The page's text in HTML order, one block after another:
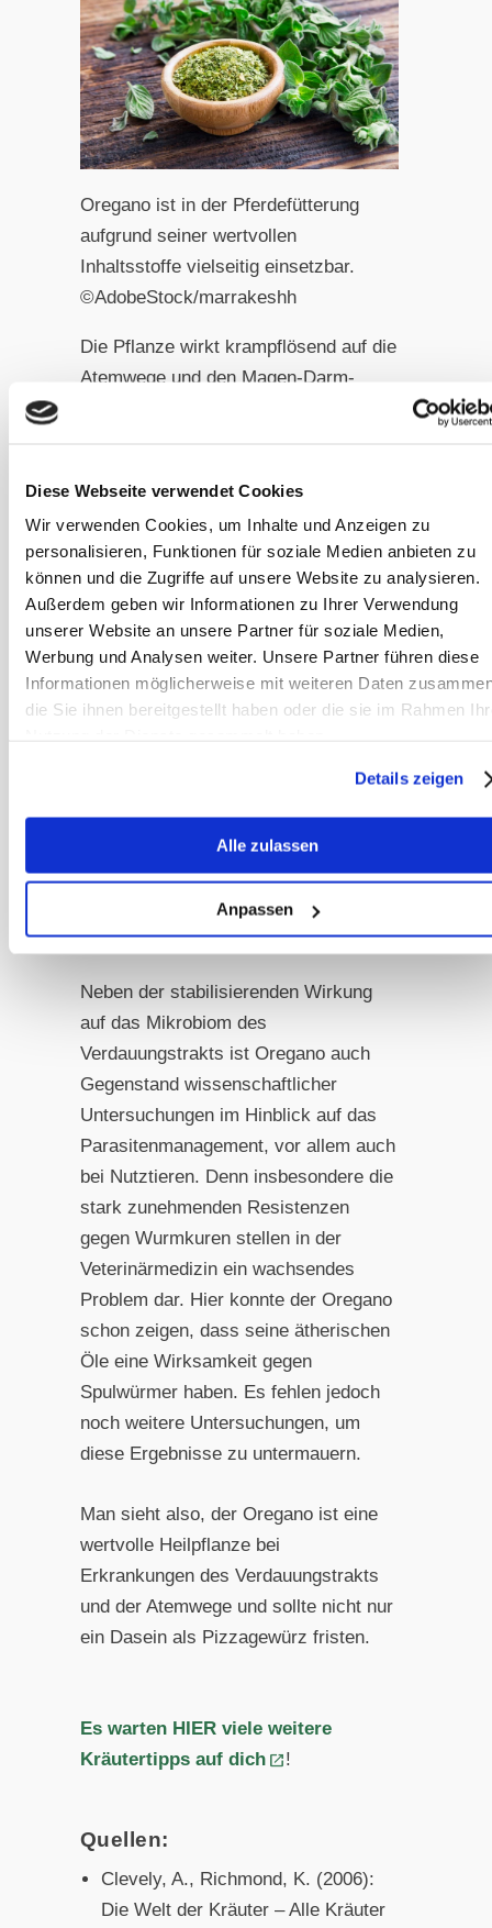
Diese Webseite verwendet Cookies
Wir verwenden Cookies, um Inhalte und Anzeigen zu
personalisieren, Funktionen für soziale Medien anbieten zu
können und die Zugriffe auf unsere Website zu analysieren.
Außerdem geben wir Informationen zu Ihrer Verwendung
unserer Website an unsere Partner für soziale Medien,
Werbung und Analysen weiter. Unsere Partner führen diese
Informationen möglicherweise mit weiteren Daten
die Sie ihnen bereitgestellt haben oder die sie im Rahmen
Details zeigen
Alle zulassen
Anpassen
Oregano ist in der Pferdefütterung
aufgrund seiner wertvollen
Inhaltsstoffe vielseitig einsetzbar.
©AdobeStock/marrakeshh
Die Pflanze wirkt krampflösend auf die
Atemwege und den Magen-Darm-
Eigenschaften, welche vor allem dem
enthaltenen Carvacrol zugeschrieben
werden. Aufgrund der antimikrobiellen
Wirkung der im Oregano enthaltenen
ätherischen Öle hat die Pflanze auch
eine regulierende Wirkung auf
Dysbiosen des Magen-Darm-Trakts
und kann im Zuge darmsanierender
bei Fehlgärungen im Magen, die sich
oder Kraftfuttergaben äußern, kann
Oregano gegeben werden, um den
Fehlkeimbesatz im Magen zu
reduzieren.
Neben der stabilisierenden Wirkung
auf das Mikrobiom des
Verdauungstrakts ist Oregano auch
Gegenstand wissenschaftlicher
Untersuchungen im Hinblick auf das
Parasitenmanagement, vor allem auch
bei Nutztieren. Denn insbesondere die
stark zunehmenden Resistenzen
gegen Wurmkuren stellen in der
Veterinärmedizin ein wachsendes
Problem dar. Hier konnte der Oregano
schon zeigen, dass seine ätherischen
Öle eine Wirksamkeit gegen
Spulwürmer haben. Es fehlen jedoch
noch weitere Untersuchungen, um
diese Ergebnisse zu untermauern.
Man sieht also, der Oregano ist eine
wertvolle Heilpflanze bei
Erkrankungen des Verdauungstrakts
und der Atemwege und sollte nicht nur
ein Dasein als Pizzagewürz fristen.
Es warten HIER viele weitere
Kräutertipps auf dich
!
Quellen:
Clevely, A., Richmond, K. (2006):
Die Welt der Kräuter – Alle Kräuter